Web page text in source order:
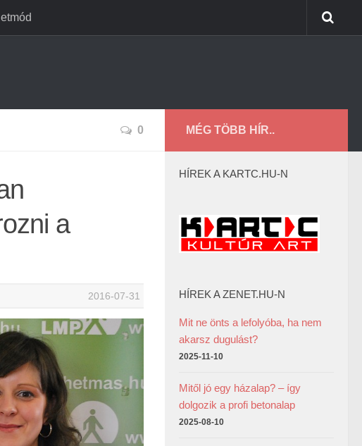
0
a
2016-07-31
MÉG TÖBB HÍR..
HÍREK A KARTC.HU-N
HÍREK A ZENET.HU-N
Mit ne önts a lefolyóba, ha nem
akarsz dugulást?
2025-11-10
Mitől jó egy házalap? – így
dolgozik a profi betonalap
2025-08-10